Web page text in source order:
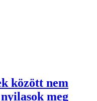
között nem
meg